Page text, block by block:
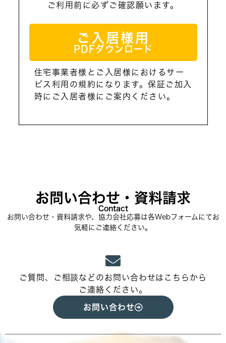
ご利用前に必ずご確認願います。
ご入居様用
PDFダウンロード
住宅事業者様とご入居様におけるサー
ビス利用の規約になります。保証ご加入
時にご入居者様にご案内ください。
お問い合わせ・資料請求
Contact
お問い合わせ・資料請求や、協力会社応募は各Webフォームにてお
気軽にご連絡ください。
ご質問、ご相談などのお問い合わせはこちらから
ご連絡ください。
お問い合わせ